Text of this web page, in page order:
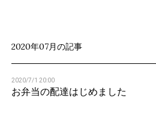
2020年07月の記事
2020/7/1 20:00
お弁当の配達はじめました